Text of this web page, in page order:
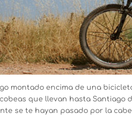
montado encima de una
que llevan hasta Santiago
se te hayan pasado por la